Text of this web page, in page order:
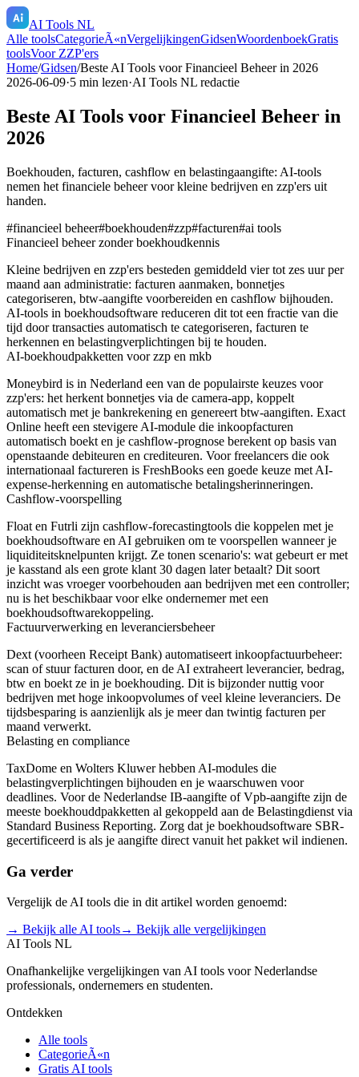
AI Tools NL
Alle toolsCategorieÃ«nVergelijkingenGidsenWoordenboekGratis
toolsVoor ZZP'ers
Home/Gidsen/Beste AI Tools voor Financieel Beheer in 2026
2026-06-09·5 min lezen·AI Tools NL redactie
Beste AI Tools voor Financieel Beheer in
2026
Boekhouden, facturen, cashflow en belastingaangifte: AI-tools
nemen het financiele beheer voor kleine bedrijven en zzp'ers uit
handen.
#financieel beheer#boekhouden#zzp#facturen#ai tools
Financieel beheer zonder boekhoudkennis
Kleine bedrijven en zzp'ers besteden gemiddeld vier tot zes uur per
maand aan administratie: facturen aanmaken, bonnetjes
categoriseren, btw-aangifte voorbereiden en cashflow bijhouden.
AI-tools in boekhoudsoftware reduceren dit tot een fractie van die
tijd door transacties automatisch te categoriseren, facturen te
herkennen en belastingverplichtingen bij te houden.
AI-boekhoudpakketten voor zzp en mkb
Moneybird is in Nederland een van de populairste keuzes voor
zzp'ers: het herkent bonnetjes via de camera-app, koppelt
automatisch met je bankrekening en genereert btw-aangiften. Exact
Online heeft een stevigere AI-module die inkoopfacturen
automatisch boekt en je cashflow-prognose berekent op basis van
openstaande debiteuren en crediteuren. Voor freelancers die ook
internationaal factureren is FreshBooks een goede keuze met AI-
expense-herkenning en automatische betalingsherinneringen.
Cashflow-voorspelling
Float en Futrli zijn cashflow-forecastingtools die koppelen met je
boekhoudsoftware en AI gebruiken om te voorspellen wanneer je
liquiditeitsknelpunten krijgt. Ze tonen scenario's: wat gebeurt er met
je kasstand als een grote klant 30 dagen later betaalt? Dit soort
inzicht was vroeger voorbehouden aan bedrijven met een controller;
nu is het beschikbaar voor elke ondernemer met een
boekhoudsoftwarekoppeling.
Factuurverwerking en leveranciersbeheer
Dext (voorheen Receipt Bank) automatiseert inkoopfactuurbeheer:
scan of stuur facturen door, en de AI extraheert leverancier, bedrag,
btw en boekt ze in je boekhouding. Dit is bijzonder nuttig voor
bedrijven met hoge inkoopvolumes of veel kleine leveranciers. De
tijdsbesparing is aanzienlijk als je meer dan twintig facturen per
maand verwerkt.
Belasting en compliance
TaxDome en Wolters Kluwer hebben AI-modules die
belastingverplichtingen bijhouden en je waarschuwen voor
deadlines. Voor de Nederlandse IB-aangifte of Vpb-aangifte zijn de
meeste boekhouddpakketten al gekoppeld aan de Belastingdienst via
Standard Business Reporting. Zorg dat je boekhoudsoftware SBR-
gecertificeerd is als je aangifte direct vanuit het pakket wil indienen.
Ga verder
Vergelijk de AI tools die in dit artikel worden genoemd:
→ Bekijk alle AI tools→ Bekijk alle vergelijkingen
AI Tools NL
Onafhankelijke vergelijkingen van AI tools voor Nederlandse
professionals, ondernemers en studenten.
Ontdekken
Alle tools
CategorieÃ«n
Gratis AI tools